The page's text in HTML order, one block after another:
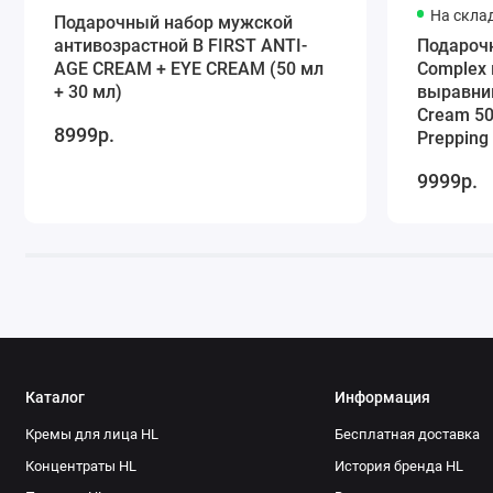
Подарочный набор мужской
антивозрастной B FIRST ANTI-
AGE CREAM + EYE CREAM (50 мл
+ 30 мл)
8999р.
На
Cream
9999р.
Каталог
Кремы для лица HL
Концентраты HL
Информация
Бесплатная доставка
История бренда HL